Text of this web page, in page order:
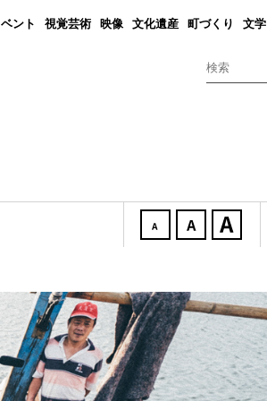
ント 視覚芸術 映像 文化遺産 町づくり 文学